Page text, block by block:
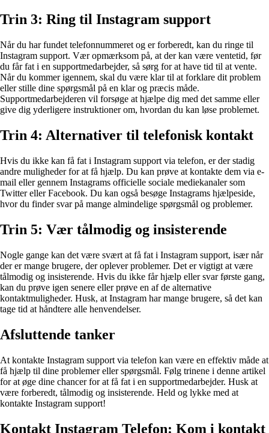
Trin 3: Ring til Instagram support
Når du har fundet telefonnummeret og er forberedt, kan du ringe til
Instagram support. Vær opmærksom på, at der kan være ventetid, før
du får fat i en supportmedarbejder, så sørg for at have tid til at vente.
Når du kommer igennem, skal du være klar til at forklare dit problem
eller stille dine spørgsmål på en klar og præcis måde.
Supportmedarbejderen vil forsøge at hjælpe dig med det samme eller
give dig yderligere instruktioner om, hvordan du kan løse problemet.
Trin 4: Alternativer til telefonisk kontakt
Hvis du ikke kan få fat i Instagram support via telefon, er der stadig
andre muligheder for at få hjælp. Du kan prøve at kontakte dem via e-
mail eller gennem Instagrams officielle sociale mediekanaler som
Twitter eller Facebook. Du kan også besøge Instagrams hjælpeside,
hvor du finder svar på mange almindelige spørgsmål og problemer.
Trin 5: Vær tålmodig og insisterende
Nogle gange kan det være svært at få fat i Instagram support, især når
der er mange brugere, der oplever problemer. Det er vigtigt at være
tålmodig og insisterende. Hvis du ikke får hjælp eller svar første gang,
kan du prøve igen senere eller prøve en af de alternative
kontaktmuligheder. Husk, at Instagram har mange brugere, så det kan
tage tid at håndtere alle henvendelser.
Afsluttende tanker
At kontakte Instagram support via telefon kan være en effektiv måde at
få hjælp til dine problemer eller spørgsmål. Følg trinene i denne artikel
for at øge dine chancer for at få fat i en supportmedarbejder. Husk at
være forberedt, tålmodig og insisterende. Held og lykke med at
kontakte Instagram support!
Kontakt Instagram Telefon: Kom i kontakt